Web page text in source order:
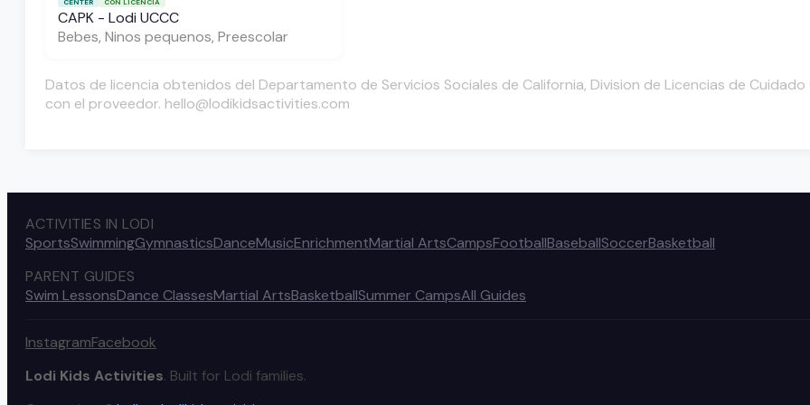
CENTER CON LICENCIA
CAPK - Lodi UCCC
Bebes, Ninos pequenos, Preescolar
Datos de licencia obtenidos del Departamento de Servicios Sociales de California, Division de Licencias de
con el proveedor. hello@lodikidsactivities.com
ACTIVITIES IN LODI
SportsSwimmingGymnasticsDanceMusicEnrichmentMartial ArtsCampsFootballBaseballSoccerBasketball
PARENT GUIDES
Swim LessonsDance ClassesMartial ArtsBasketballSummer CampsAll Guides
InstagramFacebook
Lodi Kids Activities. Built for Lodi families.